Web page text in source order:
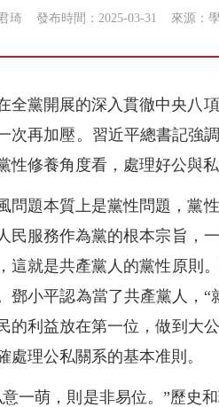
琦 發布時間：2025-03-31 來源：
全黨開展的深入貫徹中央八
次再加壓。習近平總書記強
性修養角度看，處理好公與
問題本質上是黨性問題，黨
民服務作為黨的根本宗旨，
這就是共產黨人的黨性原則
鄧小平認為當了共產黨人，
的利益放在第一位，做到大
處理公私關系的基本准則。
意一萌，則是非易位。”歷史